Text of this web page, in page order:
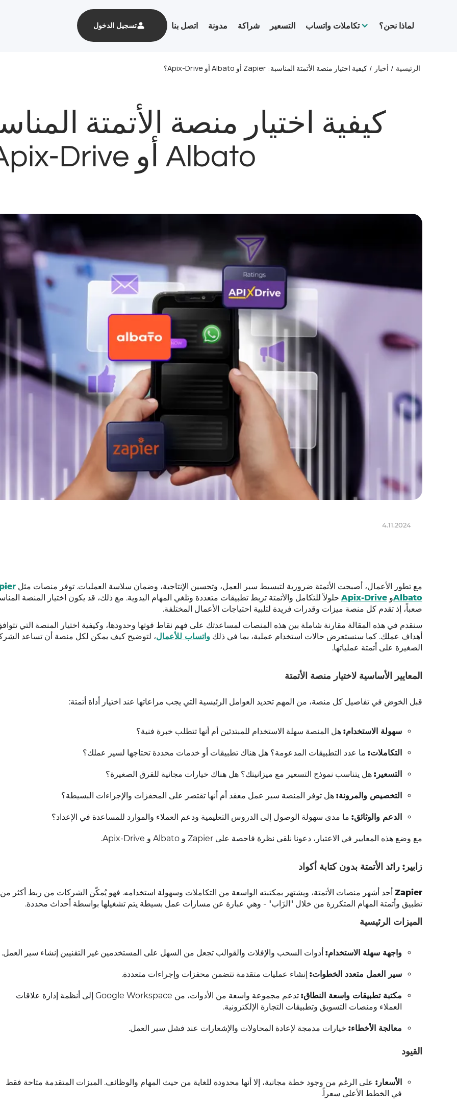
لماذا نحن؟ تكاملات واتساب التسعير شراكة مدونة اتصل بنا تسجيل الدخول
الرئيسية / أخبار / كيفية اختيار منصة الأتمتة المناسبة: Zapier أو Albato أو Apix-Drive؟
Albato أو Apix-Drive؟
4.11.2024
مع تطور الأعمال، أصبحت الأتمتة ضرورية لتبسيط سير العمل، وتحسين الإنتاجية، وضمان سلاسة العمليات. توفر منصات مثل
AlbatoوApix-Drive حلولاً للتكامل والأتمتة تربط تطبيقات متعددة وتلغي المهام اليدوية. مع ذلك، قد يكون اختيار المنصة
صعباً، إذ تقدم كل منصة ميزات وقدرات فريدة لتلبية احتياجات الأعمال المختلفة.
سنقدم في هذه المقالة مقارنة شاملة بين هذه المنصات لمساعدتك على فهم نقاط قوتها وحدودها، وكيفية اختيار المنصة التي
أهداف عملك. كما سنستعرض حالات استخدام عملية، بما في ذلكواتساب للأعمال، لتوضيح كيف يمكن لكل منصة أن تساعد
الصغيرة على أتمتة عملياتها.
المعايير الأساسية لاختيار منصة الأتمتة
قبل الخوض في تفاصيل كل منصة، من المهم تحديد العوامل الرئيسية التي يجب مراعاتها عند اختيار أداة أتمتة:
سهولة الاستخدام: هل المنصة سهلة الاستخدام للمبتدئين أم أنها تتطلب خبرة فنية؟
التكاملات: ما عدد التطبيقات المدعومة؟ هل هناك تطبيقات أو خدمات محددة تحتاجها لسير عملك؟
التسعير: هل يتناسب نموذج التسعير مع ميزانيتك؟ هل هناك خيارات مجانية للفرق الصغيرة؟
التخصيص والمرونة: هل توفر المنصة سير عمل معقد أم أنها تقتصر على المحفزات والإجراءات البسيطة؟
الدعم والوثائق: ما مدى سهولة الوصول إلى الدروس التعليمية ودعم العملاء والموارد للمساعدة في الإعداد؟
مع وضع هذه المعايير في الاعتبار، دعونا نلقي نظرة فاحصة على Zapier و Albato و Apix-Drive.
زابير: رائد الأتمتة بدون كتابة أكواد
Zapier
تطبيق وأتمتة المهام المتكررة من خلال "الزَاب" - وهي عبارة عن مسارات عمل بسيطة يتم تشغيلها بواسطة أحداث محددة.
الميزات الرئيسية
واجهة سهلة الاستخدام: أدوات السحب والإفلات والقوالب تجعل من السهل على المستخدمين غير التقنيين إنشاء سير العمل.
سير العمل متعدد الخطوات: إنشاء عمليات متقدمة تتضمن محفزات وإجراءات متعددة.
مكتبة تطبيقات واسعة النطاق:
تدعم مجموعة واسعة من الأدوات، من Google Workspace إلى أنظمة إدارة علاقات
العملاء ومنصات التسويق وتطبيقات التجارة الإلكترونية.
معالجة الأخطاء: خيارات مدمجة لإعادة المحاولات والإشعارات عند فشل سير العمل.
القيود
الأسعار: على الرغم من وجود خطة مجانية، إلا أنها محدودة للغاية من حيث المهام والوظائف. الميزات المتقدمة متاحة فقط
في الخطط الأعلى سعراً.